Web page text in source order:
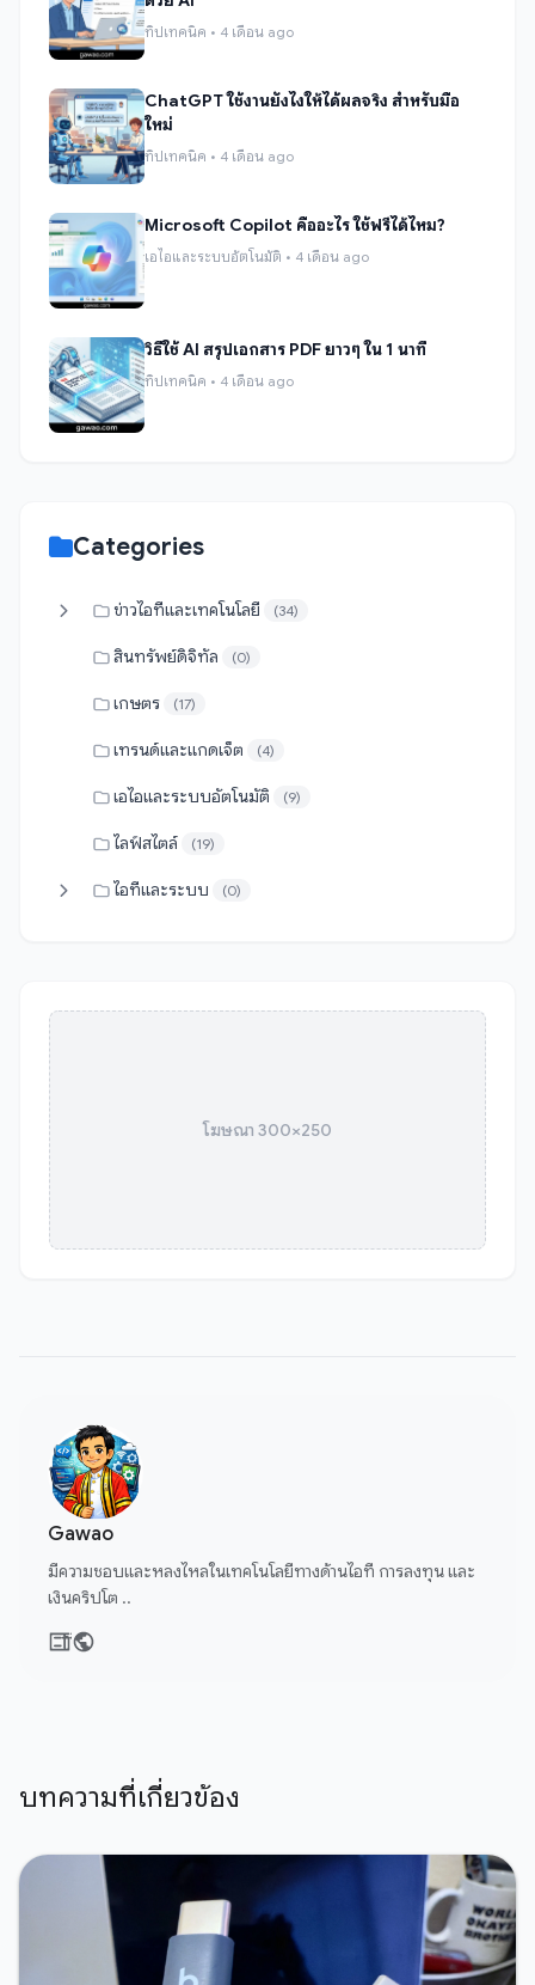
ทิปเทคนิค • 4 เดือน ago
ChatGPT ใช้งานยังไงให้ได้ผลจริง สำหรับมือ
ใหม่
ทิปเทคนิค • 4 เดือน ago
Microsoft Copilot คืออะไร ใช้ฟรีได้ไหม?
เอไอและระบบอัตโนมัติ • 4 เดือน ago
วิธีใช้ AI สรุปเอกสาร PDF ยาวๆ ใน 1 นาที
ทิปเทคนิค • 4 เดือน ago
Categories
ข่าวไอทีและเทคโนโลยี (34)
สินทรัพย์ดิจิทัล (0)
เกษตร (17)
เทรนด์และแกดเจ็ต (4)
เอไอและระบบอัตโนมัติ (9)
ไลฟ์สไตล์ (19)
ไอทีและระบบ (0)
โฆษณา 300×250
Gawao
มีความชอบและหลงไหลในเทคโนโลยีทางด้านไอที การลงทุน และ
เงินคริปโต ..
บทความที่เกี่ยวข้อง